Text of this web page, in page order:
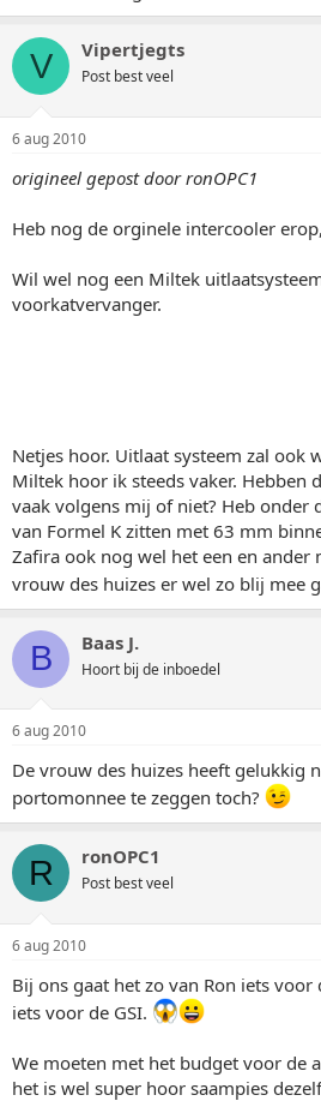
V Vipertjegts
Post best veel
6 aug 2010
origineel gepost door ronOPC1
Heb nog de orginele intercooler
Wil wel nog een Miltek
voorkatvervanger.
Netjes hoor. Uitlaat systeem zal ook
Miltek hoor ik steeds vaker. Hebben
vaak volgens mij of niet? Heb onder
van Formel K zitten met 63 mm
Zafira ook nog wel het een en ander
vrouw des huizes er wel zo blij mee
B Baas J.
Hoort bij de inboedel
6 aug 2010
De vrouw des huizes heeft gelukkig
portomonnee te zeggen toch?
R ronOPC1
Post best veel
6 aug 2010
Bij ons gaat het zo van Ron iets voor
iets voor de GSI.
We moeten met het budget voor de
het is wel super hoor saampies